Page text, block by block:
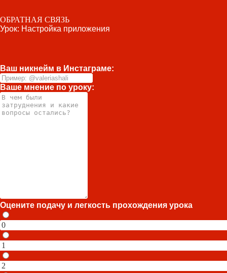
ОБРАТНАЯ СВЯЗЬ
Урок: Настройка приложения
Ваш никнейм в Инстаграме:
Ваше мнение по уроку:
Оцените подачу и легкость прохождения урока
0
1
2